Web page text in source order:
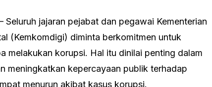
Seluruh jajaran pejabat dan pegawai Kementerian
(Kemkomdigi) diminta berkomitmen untuk
melakukan korupsi. Hal itu dinilai penting dalam
meningkatkan kepercayaan publik terhadap
menurun akibat kasus korupsi.